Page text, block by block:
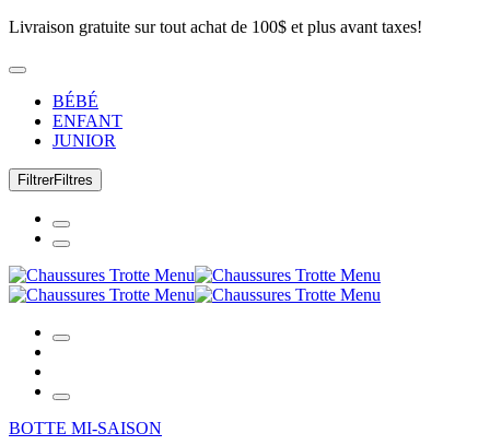
Livraison gratuite sur tout achat de 100$ et plus avant taxes!
BÉBÉ
ENFANT
JUNIOR
FiltrerFiltres
BOTTE MI-SAISON